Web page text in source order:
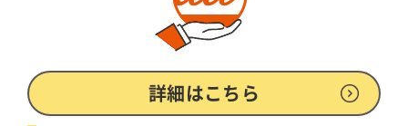
詳細はこちら